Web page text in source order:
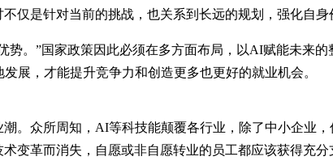
仅是针对当前的挑战，也关系到长远的规划，强化自
势。”国家政策因此必须在多方面布局，以AI赋能未来
展，才能提升竞争力和创造更多也更好的就业机会。
。众所周知，AI等科技能颠覆各行业，除了中小企业
变革而消失，自愿或非自愿转业的员工都应该获得充分